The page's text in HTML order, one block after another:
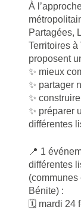
À
Partagées,
Territoires
proposent
✨ mieux
✨ partager
✨
✨ préparer
différentes
📍 1
différentes
(communes
Bénite) :
🗓️ mardi 24